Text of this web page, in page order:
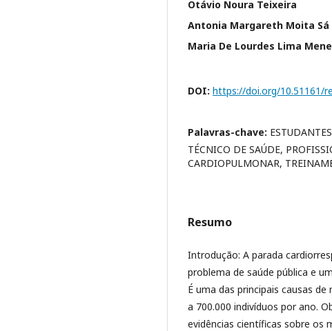
Otávio Noura Teixeira
Antonia Margareth Moita Sá
Maria De Lourdes Lima
DOI: https://doi.org/10.51161/
Palavras-chave:
TÉCNICO DE SAÚDE,
CARDIOPULMONAR,
Resumo
Introdução: A parada
problema de saúde pública e
É uma das principais causas
a 700.000 indivíduos por ano.
evidências científicas sobre os